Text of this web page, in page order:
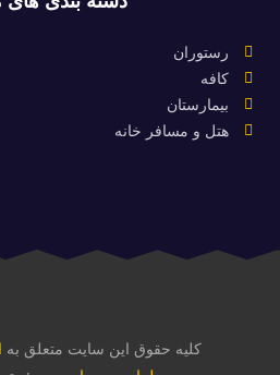
رستوران
کافه
بیمارستان
هتل و مسافر خانه
کلیه حقوق این سایت متعلق به